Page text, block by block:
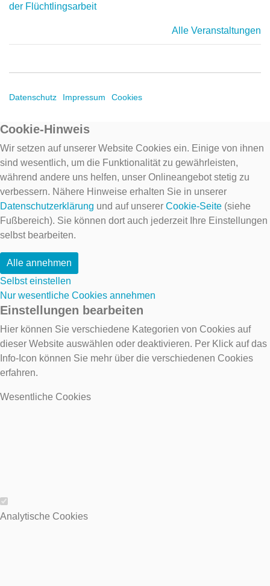
der Flüchtlingsarbeit
Alle Veranstaltungen
Datenschutz Impressum Cookies
Cookie-Hinweis
Wir setzen auf unserer Website Cookies ein. Einige von ihnen
sind wesentlich, um die Funktionalität zu gewährleisten,
während andere uns helfen, unser Onlineangebot stetig zu
verbessern. Nähere Hinweise erhalten Sie in unserer
Datenschutzerklärung und auf unserer Cookie-Seite (siehe
Fußbereich). Sie können dort auch jederzeit Ihre Einstellungen
selbst bearbeiten.
Alle annehmen
Selbst einstellen
Nur wesentliche Cookies annehmen
Einstellungen bearbeiten
Hier können Sie verschiedene Kategorien von Cookies auf
dieser Website auswählen oder deaktivieren. Per Klick auf das
Info-Icon können Sie mehr über die verschiedenen Cookies
erfahren.
Wesentliche Cookies
Wesentliche Cookies
Analytische Cookies